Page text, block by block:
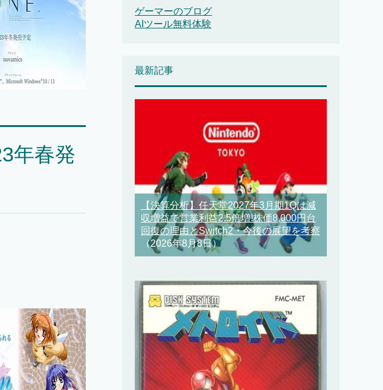
年春発
ゲーマーのブログ
AIツール無料体験
最新記事
【決算分析】任天堂2027年3月期1Qは減
収増益で営業利益2.5倍増!株価8,000円台
回復の理由とSwitch2・今後の展望を考察
（2026年8月8日）